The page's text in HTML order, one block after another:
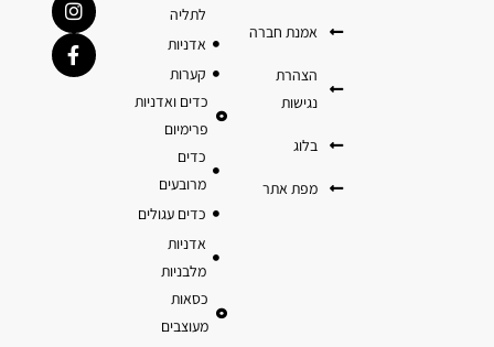
לתליה
אדניות
קערות
כדים ואדניות
פרימיום
כדים
מרובעים
כדים עגולים
אדניות
מלבניות
כסאות
מעוצבים
אמנת חברה
הצהרת
נגישות
בלוג
מפת אתר